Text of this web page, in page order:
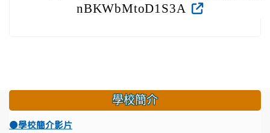
nBKWbMtoD1S3A
學校簡介
●學校簡介影片